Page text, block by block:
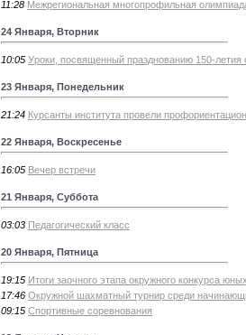
11:28 Межрегиональная многопрофильная
24 Января, Вторник
10:05 Уроки, посвященный празднованию 150-
23 Января, Понедельник
21:24 Курсанты института провели
22 Января, Воскресенье
16:05 Вечер встречи
21 Января, Суббота
03:03 Педагогический класс
20 Января, Пятница
19:15 Итоги заочного этапа окружного конкурса
17:46 Окружной шахматный турнир среди
09:15 Спортивные соревнования